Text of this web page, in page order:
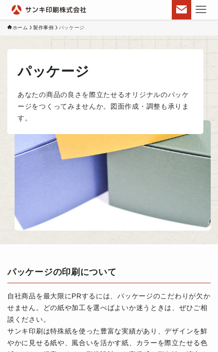
ホーム 製作事例 パッケージ
パッケージ
あなたの商品の良さを際立たせるオリジナルのパッケ
ージをつくってみませんか。図面作成・調整も承りま
す。
パッケージの印刷について
自社商品を最大限にPRするには、パッケージのこだわりが欠か
せません。どの紙や加工を選べばよいか迷うときは、ぜひご相
談ください。
サンキ印刷は特殊紙を使った豊富な実績があり、デザインを鮮
やかに見せる紙や、風合いを活かす紙、カラーを際立たせる色